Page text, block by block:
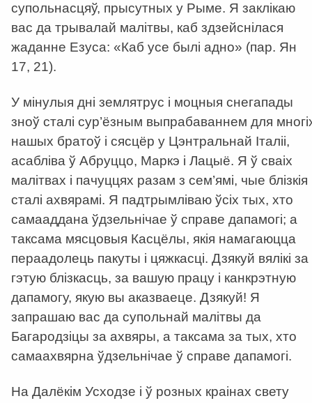
супольнасцяў, прысутных у Рыме. Я заклікаю
вас да трывалай малітвы, каб здзейснілася
жаданне Езуса: «Каб усе былі адно» (пар. Ян
17, 21).
У мінулыя дні землятрус і моцныя снегапады
зноў сталі сур’ёзным выпрабаваннем для
нашых братоў і сясцёр у Цэнтральнай Італіі,
асабліва ў Абруццо, Маркэ і Лацыё. Я ў сваіх
малітвах і пачуццях разам з сем’ямі, чые блізкія
сталі ахвярамі. Я падтрымліваю ўсіх тых, хто
самааддана ўдзельнічае ў справе дапамогі; а
таксама мясцовыя Касцёлы, якія намагаюцца
пераадолець пакуты і цяжкасці. Дзякуй вялікі за
гэтую блізкасць, за вашую працу і канкрэтную
дапамогу, якую вы аказваеце. Дзякуй! Я
запрашаю вас да супольнай малітвы да
Багародзіцы за ахвяры, а таксама за тых, хто
самаахвярна ўдзельнічае ў справе дапамогі.
На Далёкім Усходзе і ў розных краінах свету